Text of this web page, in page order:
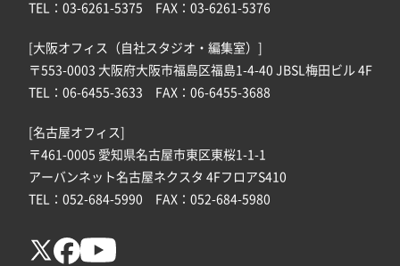
TEL：03-6261-5375 FAX：03-6261-5376
[大阪オフィス（自社スタジオ・編集室）]
〒553-0003 大阪府大阪市福島区福島1-4-40 JBSL梅田ビル 4F
TEL：06-6455-3633 FAX：06-6455-3688
[名古屋オフィス]
〒461-0005 愛知県名古屋市東区東桜1-1-1
アーバンネット名古屋ネクスタ 4FフロアS410
TEL：052-684-5990 FAX：052-684-5980